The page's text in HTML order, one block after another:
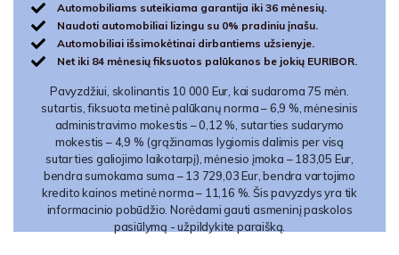
Automobiliams suteikiama garantija iki 36 mėnesių.
Naudoti automobiliai lizingu su 0% pradiniu įnašu.
Automobiliai išsimokėtinai dirbantiems užsienyje.
Net iki 84 mėnesių fiksuotos palūkanos be jokių EURIBOR.
Pavyzdžiui, skolinantis 10 000 Eur, kai sudaroma 75 mėn.
sutartis, fiksuota metinė palūkanų norma – 6,9 %, mėnesinis
administravimo mokestis – 0,12 %, sutarties sudarymo
mokestis – 4,9 % (grąžinamas lygiomis dalimis per visą
sutarties galiojimo laikotarpį), mėnesio įmoka – 183,05 Eur,
bendra sumokama suma – 13 729,03 Eur, bendra vartojimo
kredito kainos metinė norma – 11,16 %. Šis pavyzdys yra tik
informacinio pobūdžio. Norėdami gauti asmeninį paskolos
pasiūlymą - užpildykite paraišką.